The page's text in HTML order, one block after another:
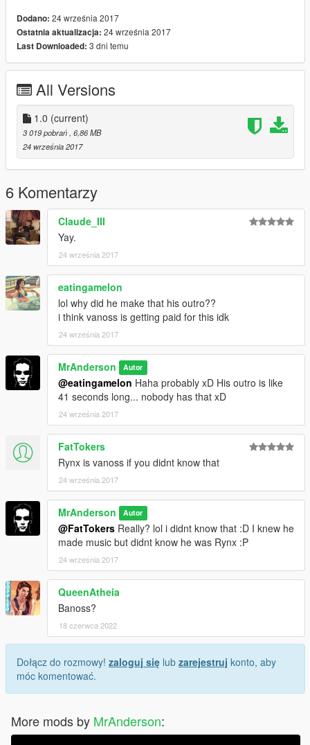
Dodano: 24 września 2017
Ostatnia aktualizacja: 24 września 2017
Last Downloaded: 3 dni temu
All Versions
1.0 (current)
3 019 pobrań , 6,86 MB
24 września 2017
6 Komentarzy
Claude_III
Yay.
24 września 2017
eatingamelon
lol why did he make that his outro??
i think vanoss is getting paid for this idk
24 września 2017
MrAnderson Autor
@eatingamelon Haha probably xD His outro is like
41 seconds long... nobody has that xD
24 września 2017
FatTokers
Rynx is vanoss if you didnt know that
24 września 2017
MrAnderson Autor
@FatTokers Really? lol i didnt know that :D I knew he
made music but didnt know he was Rynx :P
24 września 2017
QueenAtheia
Banoss?
18 czerwca 2022
Dołącz do rozmowy! zaloguj się lub zarejestruj konto, aby
móc komentować.
More mods by MrAnderson: